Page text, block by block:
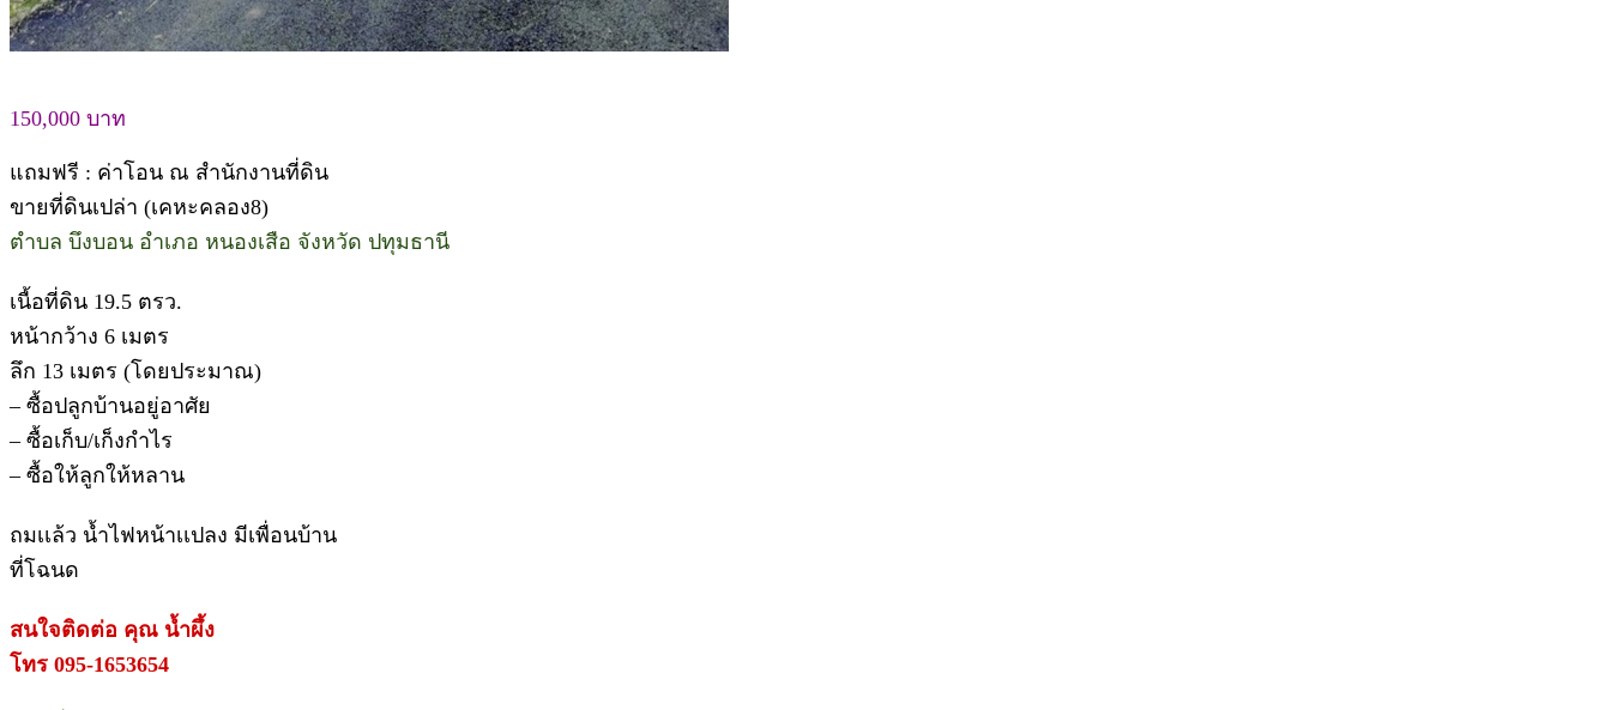
150,000 บาท
แถมฟรี : ค่าโอน ณ สำนักงานที่ดิน
ขายที่ดินเปล่า (เคหะคลอง8)
ตำบล บึงบอน อำเภอ หนองเสือ จังหวัด ปทุมธานี
เนื้อที่ดิน 19.5 ตรว.
หน้ากว้าง 6 เมตร
ลึก 13 เมตร (โดยประมาณ)
– ซื้อปลูกบ้านอยู่อาศัย
– ซื้อเก็บ/เก็งกำไร
– ซื้อให้ลูกให้หลาน
ถมเเล้ว น้ำไฟหน้าเเปลง มีเพื่อนบ้าน
ที่โฉนด
สนใจติดต่อ คุณ น้ำผึ้ง
โทร 095-1653654